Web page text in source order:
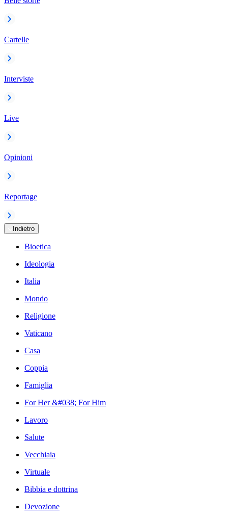
Cartelle
Interviste
Live
Opinioni
Reportage
Indietro
Bioetica
Ideologia
Italia
Mondo
Religione
Vaticano
Casa
Coppia
Famiglia
For Her &#038; For Him
Lavoro
Salute
Vecchiaia
Virtuale
Bibbia e dottrina
Devozione